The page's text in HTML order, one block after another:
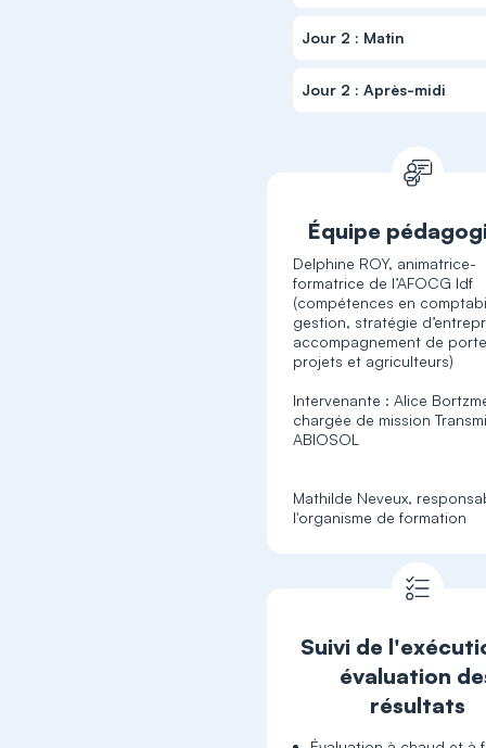
Jour 2 : Matin
Jour 2 : Après-midi
Équipe
Delphine ROY, animatrice-
formatrice de l’AFOCG Idf
(compétences en
gestion, stratégie
accompagnement de
projets et agriculteurs)
Intervenante : Alice
chargée de mission
ABIOSOL
Mathilde Neveux,
Suivi de
évaluation
résultats